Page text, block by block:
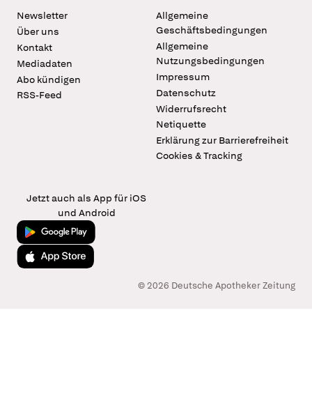
Newsletter
Über uns
Kontakt
Mediadaten
Abo kündigen
RSS-Feed
Allgemeine
Geschäftsbedingungen
Allgemeine
Nutzungsbedingungen
Impressum
Datenschutz
Widerrufsrecht
Netiquette
Erklärung zur Barrierefreiheit
Cookies & Tracking
Jetzt auch als App für iOS
und Android
Jetzt bei Google Play
Laden im App Store
© 2026 Deutsche Apotheker Zeitung